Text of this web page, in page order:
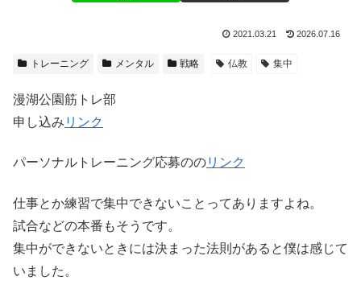
2021.03.21 2026.07.16
トレーニング メンタル 戦略 仏教 集中
漫湖公園筋トレ部
申し込み リンク
パーソナルトレーニング応募ののリンク
仕事とか練習で集中できないことってありますよね。
試合などの本番もそうです。
集中ができないときには決まった法則があると僕は感じて
いました。